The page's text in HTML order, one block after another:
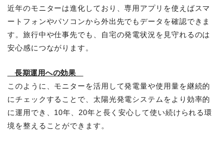
近年のモニターは進化しており、専用アプリを使えばスマ
ートフォンやパソコンから外出先でもデータを確認できま
す。旅行中や仕事先でも、自宅の発電状況を見守れるのは
安心感につながります。
長期運用への効果
このように、モニターを活用して発電量や使用量を継続的
にチェックすることで、太陽光発電システムをより効率的
に運用でき、10年、20年と長く安心して使い続けられる環
境を整えることができます。